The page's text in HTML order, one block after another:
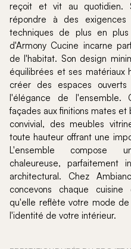
reçoit et vit au quotidien.
répondre à des exigences
techniques de plus en
d'Armony Cucine incarne
de l'habitat. Son design
équilibrées et ses
créer des espaces
l'élégance de l'ensemble.
façades aux finitions mates
convivial, des meubles
toute hauteur offrant une
L'ensemble compose
chaleureuse, parfaitement
architectural. Chez
concevons chaque
qu'elle reflète votre mode
l'identité de votre intérieur.